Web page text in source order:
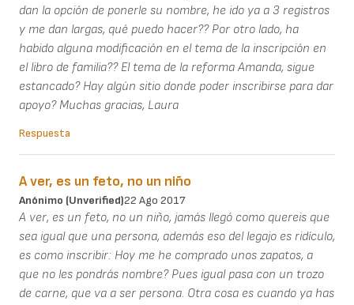
dan la opción de ponerle su nombre, he ido ya a 3 registros
y me dan largas, qué puedo hacer?? Por otro lado, ha
habido alguna modificación en el tema de la inscripción en
el libro de familia?? El tema de la reforma Amanda, sigue
estancado? Hay algún sitio donde poder inscribirse para dar
apoyo? Muchas gracias, Laura
Respuesta
A ver, es un feto, no un niño
Anónimo (unverified)22 Ago 2017
A ver, es un feto, no un niño, jamás llegó como quereis que
sea igual que una persona, además eso del legajo es ridículo,
es como inscribir: Hoy me he comprado unos zapatos, a
que no les pondrás nombre? Pues igual pasa con un trozo
de carne, que va a ser persona. Otra cosa es cuando ya has